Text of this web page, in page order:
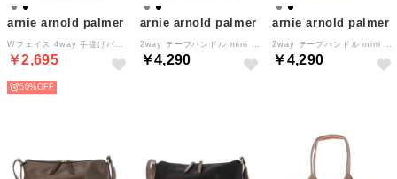
arnie arnold palmer
￥2,695
50%
arnie arnold palmer
￥4,290
arnie arnold palmer
￥4,290